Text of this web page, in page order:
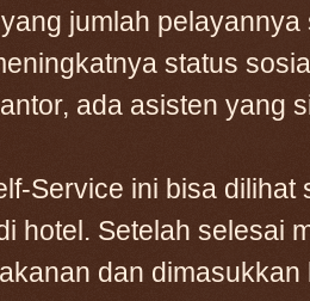
jumlah
status
ada asisten yang
Service ini bisa dilihat
hotel. Setelah selesai
dan